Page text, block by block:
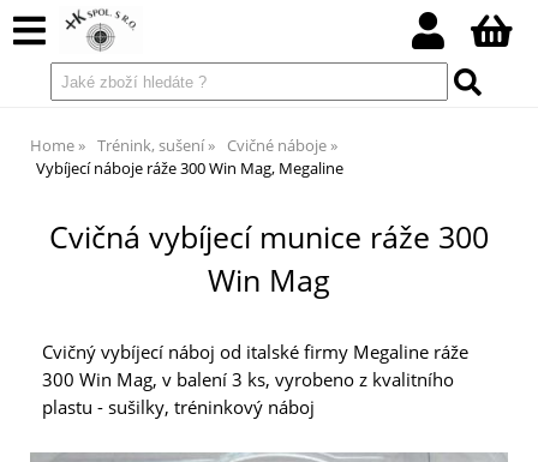
Home Trénink, sušení
Cvičné náboje
Vybíjecí náboje ráže 300 Win Mag, Megaline
Cvičná vybíjecí munice ráže 300
Win Mag
Cvičný vybíjecí náboj od italské firmy Megaline ráže
300 Win Mag, v balení 3 ks, vyrobeno z kvalitního
plastu - sušilky, tréninkový náboj